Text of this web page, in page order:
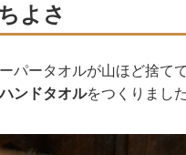
よさ
パータオルが山ほど捨て
ンドタオルをつくりました